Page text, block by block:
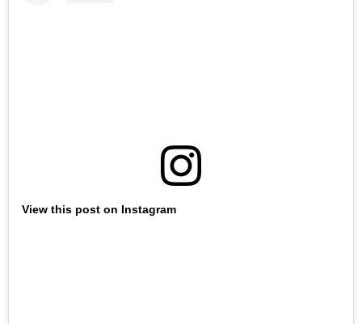
View this post on Instagram